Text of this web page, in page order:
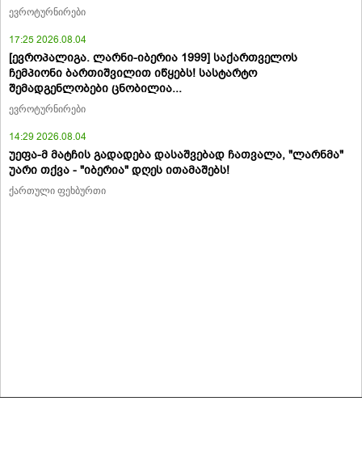
ევროტურნირები
17:25 2026.08.04
[ევროპალიგა. ლარნი-იბერია 1999] საქართველოს
ჩემპიონი ბართიშვილით იწყებს! სასტარტო
შემადგენლობები ცნობილია...
ევროტურნირები
14:29 2026.08.04
უეფა-მ მატჩის გადადება დასაშვებად ჩათვალა, "ლარნმა"
უარი თქვა - "იბერია" დღეს ითამაშებს!
ქართული ფეხბურთი